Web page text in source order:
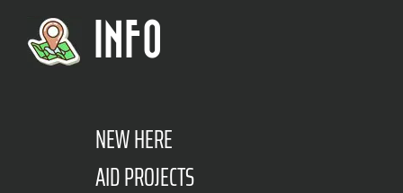
INFO
NEW HERE
AID PROJECTS